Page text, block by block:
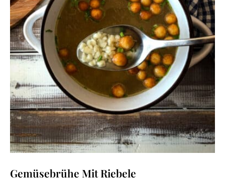
Gemüsebrühe Mit Riebele